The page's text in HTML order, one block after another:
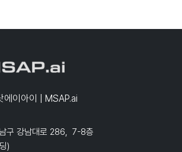
에이아이 | MSAP.ai
구 강남대로 286, 7-8층
)